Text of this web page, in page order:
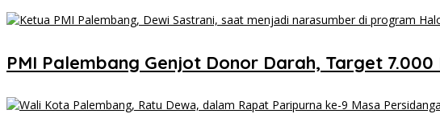
PMI Palembang Genjot Donor Darah, Target